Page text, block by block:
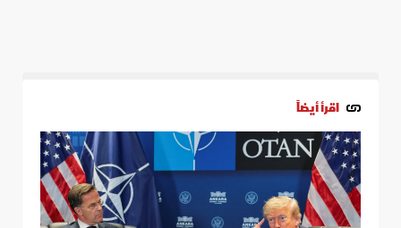
اقرأ أيضاً